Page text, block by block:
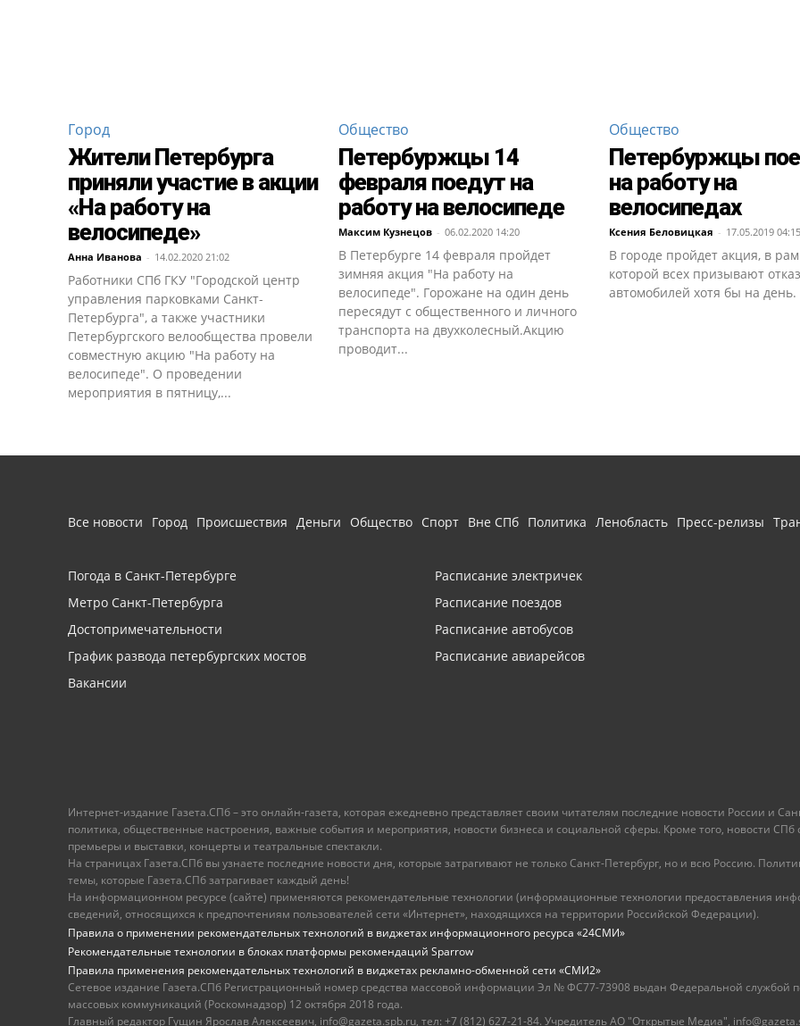
Город
Жители Петербурга
приняли участие в акции
«На работу на
велосипеде»
Анна Иванова - 14.02.2020 21:02
Работники СПб ГКУ "Городской центр
управления парковками Санкт-
Петербурга", а также участники
Петербургского велообщества провели
совместную акцию "На работу на
велосипеде". О проведении
мероприятия в пятницу,...
Общество
Петербуржцы 14
февраля поедут на
работу на велосипеде
Максим Кузнецов - 06.02.2020 14:20
В Петербурге 14 февраля пройдет
зимняя акция "На работу на
велосипеде". Горожане на один день
пересядут с общественного и личного
транспорта на двухколесный.Акцию
проводит...
Общество
Петербуржцы
на работу на
велосипедах
Ксения Беловицкая - 17.05.2019 04:15
В городе пройдет акция, в
которой всех призывают
автомобилей хотя бы на день.
Все новости Город Происшествия Деньги Общество Спорт Вне СПб Политика Ленобласть Пресс-релизы
Погода в Санкт-Петербурге
Метро Санкт-Петербурга
Достопримечательности
График развода петербургских мостов
Вакансии
Расписание электричек
Расписание поездов
Расписание автобусов
Расписание авиарейсов
Интернет-издание Газета.СПб – это онлайн-газета, которая ежедневно представляет своим читателям последние новости России и
политика, общественные настроения, важные события и мероприятия, новости бизнеса и социальной сферы. Кроме того, новости СПб
премьеры и выставки, концерты и театральные спектакли.
На страницах Газета.СПб вы узнаете последние новости дня, которые затрагивают не только Санкт-Петербург, но и всю Россию.
темы, которые Газета.СПб затрагивает каждый день!
На информационном ресурсе (сайте) применяются рекомендательные технологии (информационные технологии предоставления
сведений, относящихся к предпочтениям пользователей сети «Интернет», находящихся на территории Российской Федерации).
Правила о применении рекомендательных технологий в виджетах информационного ресурса «24СМИ»
Рекомендательные технологии в блоках платформы рекомендаций Sparrow
Правила применения рекомендательных технологий в виджетах рекламно-обменной сети «СМИ2»
Сетевое издание Газета.СПб Регистрационный номер средства массовой информации Эл № ФС77-73908 выдан Федеральной службой
массовых коммуникаций (Роскомнадзор) 12 октября 2018 года.
Главный редактор Гущин Ярослав Алексеевич, info@gazeta.spb.ru, тел: +7 (812) 627-21-84. Учредитель АО "Открытые Медиа",